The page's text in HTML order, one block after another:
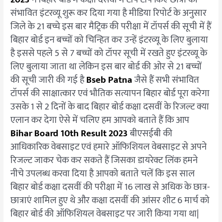
संभावित इंटरव्यू शुरू कर दिया गया है मीडिया रिपोर्ट के अनुसार
जिले के 21 बच्चे इस बार मैट्रिक की परीक्षा में टॉपर्स की सूची में हैं
बिहार बोर्ड इन बच्चों को चिन्हित कर उन्हें इंटरव्यू के लिए बुलाया
है इससे पहले 5 से 7 बच्चों को टॉपर सूची में रखते हुए इंटरव्यू के
लिए बुलाया जाता था लेकिन इस बार बोर्ड की ओर से 21 बच्चों
की सूची जारी की गई हैBseb Patnaजैसे हैं सभी संभावित
टॉपर्स की साक्षात्कार एवं भौतिक सत्यापन बिहार बोर्ड पूरा करेगा
उसके 1 से 2 दिनों के बाद बिहार बोर्ड कक्षा दसवीं के रिजल्ट क्या
एलान कर देगा ऐसे में चलिए हम आपको बताते हैं कि आप
Bihar Board 10th Result 2023बीएसईबी की
आधिकारिक वेबसाइट एवं हमारे ऑफिशियल वेबसाइट से अपने
रिजल्ट जाकर चेक कर सकते हैं जिसका डायरेक्ट लिंक हमने
नीचे उपलब्ध करवा दिया है आपको बताते चलें कि इस साल
बिहार बोर्ड कक्षा दसवीं की परीक्षा में 16 लाख से अधिक के छात्र-
छात्राएं शामिल हुए थे और कक्षा दसवीं की आंसर शीट 6 मार्च को
बिहार बोर्ड की ऑफिशियल वेबसाइट पर जारी किया गया था|